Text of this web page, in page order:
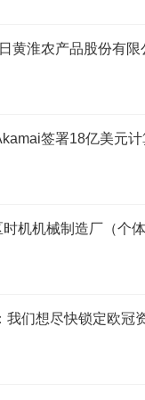
黄淮农产品股份有限
签署18亿美元
机机械制造厂（个
我们想尽快锁定欧冠